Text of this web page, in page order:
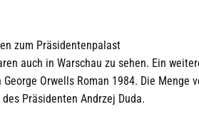
zum Präsidentenpalast
auch in Warschau zu sehen. Ein
Orwells Roman 1984. Die Menge
Präsidenten Andrzej Duda.